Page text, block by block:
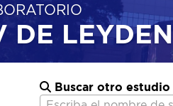
DE
Buscar otro estudio